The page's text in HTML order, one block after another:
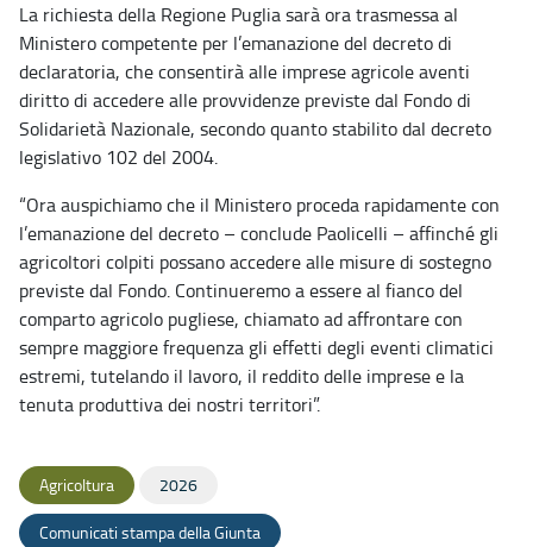
La richiesta della Regione Puglia sarà ora trasmessa al
Ministero competente per l’emanazione del decreto di
declaratoria, che consentirà alle imprese agricole aventi
diritto di accedere alle provvidenze previste dal Fondo di
Solidarietà Nazionale, secondo quanto stabilito dal decreto
legislativo 102 del 2004.
“Ora auspichiamo che il Ministero proceda rapidamente con
l’emanazione del decreto – conclude Paolicelli – affinché gli
agricoltori colpiti possano accedere alle misure di sostegno
previste dal Fondo. Continueremo a essere al fianco del
comparto agricolo pugliese, chiamato ad affrontare con
sempre maggiore frequenza gli effetti degli eventi climatici
estremi, tutelando il lavoro, il reddito delle imprese e la
tenuta produttiva dei nostri territori”.
Agricoltura 2026
Comunicati stampa della Giunta